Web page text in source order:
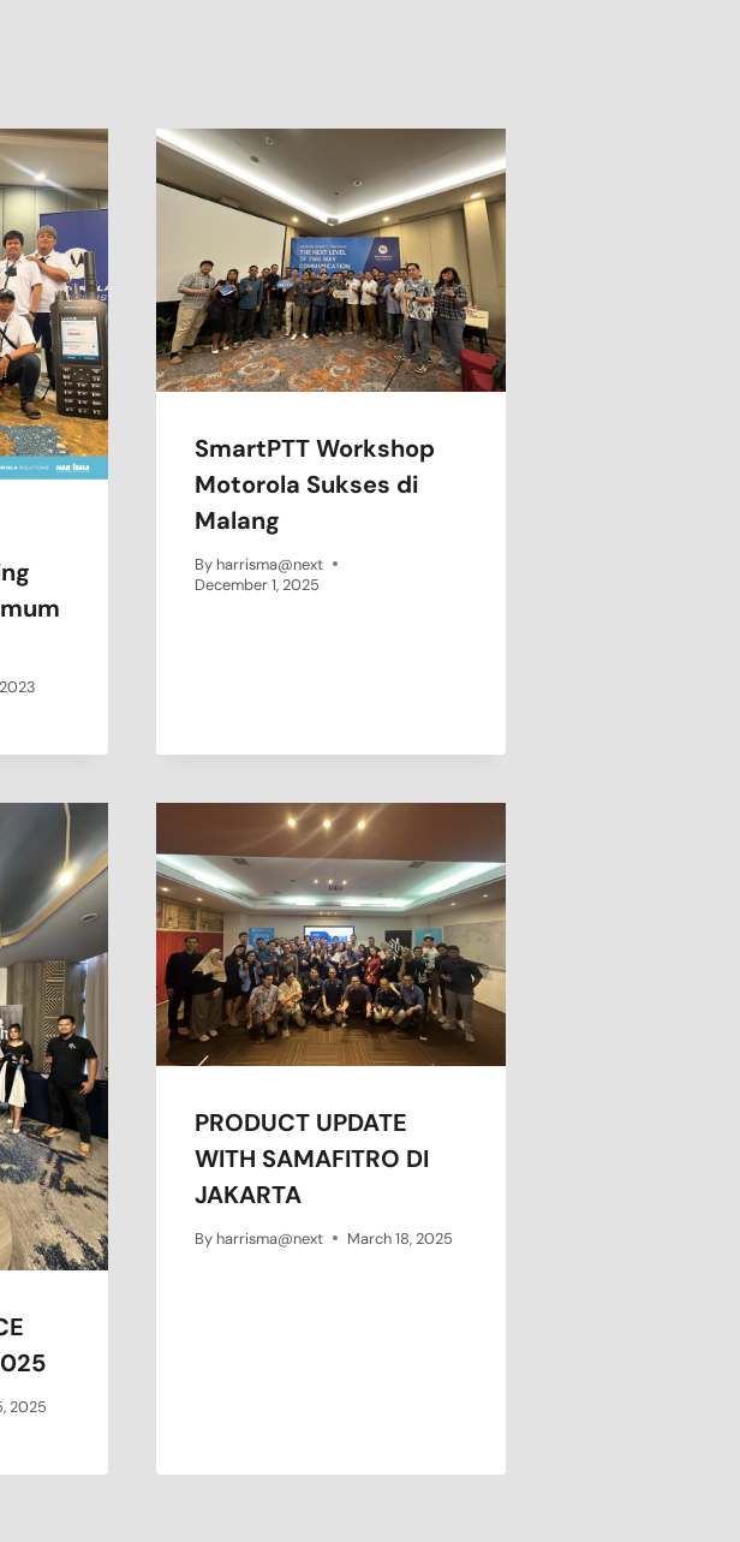
2023
SmartPTT Workshop
Motorola Sukses di
Malang
By harrisma@next
December 1, 2025
2025
PRODUCT UPDATE
WITH SAMAFITRO DI
JAKARTA
By harrisma@next March 18, 2025